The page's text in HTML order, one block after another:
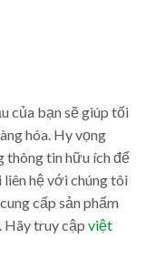
của bạn sẽ giúp tối
hóa. Hy vọng
thông tin hữu ích để
hệ với chúng tôi
cấp sản phẩm
Hãy truy cập việt